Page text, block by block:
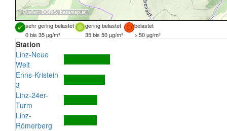
Quellen: DORIS, basemap.at
sehr gering belastet gering belastet
belastet
0 bis 35 µg/m³
35 bis 50 µg/m³ > 50 µg/m³
Station
Linz-Neue
Welt
Enns-Kristein
3
Linz-24er-
Turm
Linz-
Römerberg